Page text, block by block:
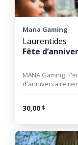
Mana Gaming
Laurentides
Fête
MANA Gaming :
d'anniversaire
30,00 $